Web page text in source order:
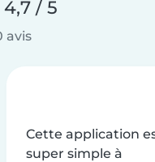
4,7 / 5
avis
Cette application
super simple à